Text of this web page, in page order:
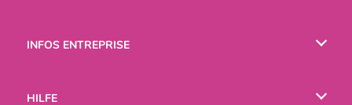
INFOS ENTREPRISE
HILFE